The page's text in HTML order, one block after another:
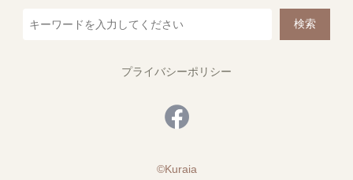
検索
プライバシーポリシー
©Kuraia